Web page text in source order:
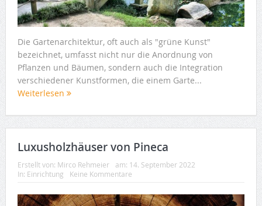
Die Gartenarchitektur, oft auch als "grüne Kunst"
bezeichnet, umfasst nicht nur die Anordnung von
Pflanzen und Bäumen, sondern auch die Integration
verschiedener Kunstformen, die einem Garte...
Weiterlesen
Luxusholzhäuser von Pineca
Erstellt von: Mirco Rehmeier am: 14. September 2022
In: Einrichtung Keine Kommentare